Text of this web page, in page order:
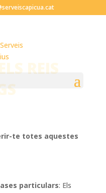
REIS
te totes aquestes
particulars: Els